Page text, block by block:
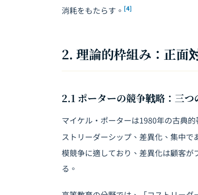
消耗をもたらす。 [4]
2. 理論的枠組み：正面
2.1 ポーターの競争戦略：三つ
マイケル・ポーターは1980年の古典
ストリーダーシップ、差異化、集中で
模競争に適しており、差異化は顧客
る。